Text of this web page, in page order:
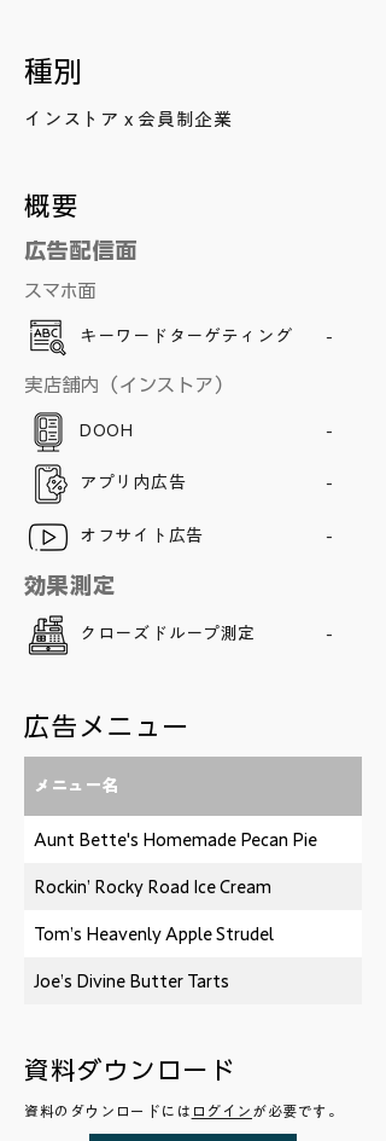
種別
インストア x 会員制企業
概要
広告配信面
スマホ面
キーワードターゲティング -
実店舗内（インストア）
DOOH -
アプリ内広告 -
オフサイト広告 -
​効果測定
クローズドループ測定 -
​広告メニュー
メニュー名
Aunt Bette's Homemade Pecan Pie
Rockin’ Rocky Road Ice Cream
Tom’s Heavenly Apple Strudel
Joe’s Divine Butter Tarts
資料ダウンロード
資料のダウンロードには ログイン が必要です。